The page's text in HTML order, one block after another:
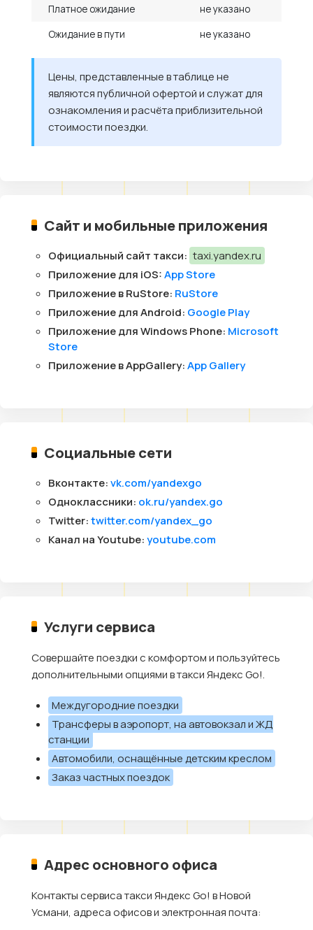
Платное ожидание
не указано
Ожидание в пути
не указано
Цены, представленные в таблице не
являются публичной офертой и служат для
ознакомления и расчёта приблизительной
стоимости поездки.
Сайт и мобильные приложения
Официальный сайт такси: taxi.yandex.ru
Приложение для iOS:App Store
Приложение в RuStore: RuStore
Приложение для Android: Google Play
Приложение для Windows Phone: Microsoft
Store
Приложение в AppGallery:App Gallery
Социальные сети
Вконтакте:vk.com/yandexgo
Одноклассники: ok.ru/yandex.go
Twitter:twitter.com/yandex_go
Канал на Youtube:youtube.com
Услуги сервиса
Совершайте поездки с комфортом и пользуйтесь
дополнительными опциями в такси Яндекс Go!.
Междугородние поездки
Трансферы в аэропорт, на автовокзал и ЖД
станции
Автомобили, оснащённые детским креслом
Заказ частных поездок
Адрес основного офиса
Контакты сервиса такси Яндекс Go! в Новой
Усмани, адреса офисов и электронная почта: